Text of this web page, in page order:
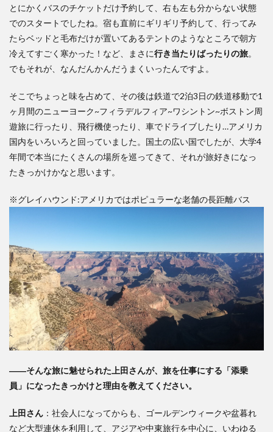
とにかくバスのチケットだけ予約して、右も左も分からない状態
でのスタートでしたね。宿も直前にギリギリ予約して、行ってみ
たらベッドと毛布だけが置いてあるテントのようなところで朝方
冷えてすごく寒かった！など、まさに行き当たりばったりの旅。
でもそれが、なんだんかんだうまくいったんですよ。
そこでちょっと味を占めて、その後は鉄道で2泊3日の鉄道移動で1
ヶ月間のニューヨーク~フィラデルフィア~ワシントン~ボストン周
遊旅に行ったり、飛行機使ったり、車でドライブしたり…アメリカ
国内をいろいろと回っていました。国土の広い国でしたが、大学4
年間で本当にたくさんの場所を巡ってきて、それが旅好きになっ
たきっかけかなと思います。
※グレイハウンド:アメリカではポピュラーな老舗の長距離バス
――そんな旅に魅せられた 上田さんが、旅を仕事にする「添乗
員」になったきっかけと理由を教えてください。
上田さん ：社会人になってからも、ゴールデンウィークや盆暮れ
など大型連休を利用して、アジアや中東旅行を中心に、いわゆる